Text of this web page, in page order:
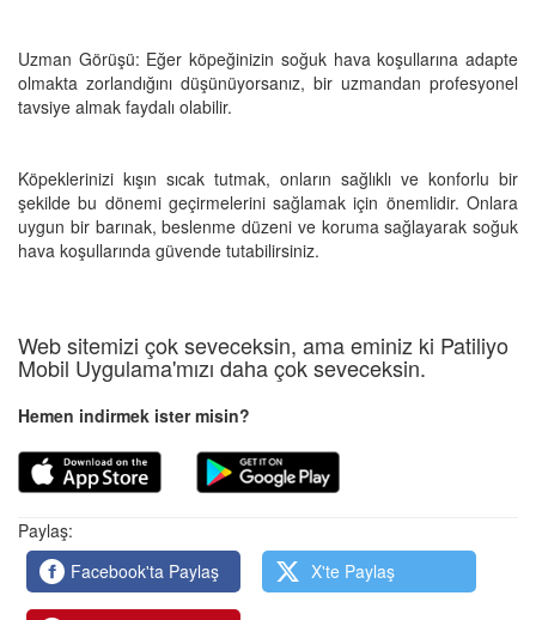
Uzman Görüşü: Eğer köpeğinizin soğuk hava koşullarına adapte
olmakta zorlandığını düşünüyorsanız, bir uzmandan profesyonel
tavsiye almak faydalı olabilir.
Köpeklerinizi kışın sıcak tutmak, onların sağlıklı ve konforlu bir
şekilde bu dönemi geçirmelerini sağlamak için önemlidir. Onlara
uygun bir barınak, beslenme düzeni ve koruma sağlayarak soğuk
hava koşullarında güvende tutabilirsiniz.
Web sitemizi çok seveceksin, ama eminiz ki Patiliyo
Mobil Uygulama'mızı daha çok seveceksin.
Hemen indirmek ister misin?
Paylaş:
Facebook'ta Paylaş
X'te Paylaş